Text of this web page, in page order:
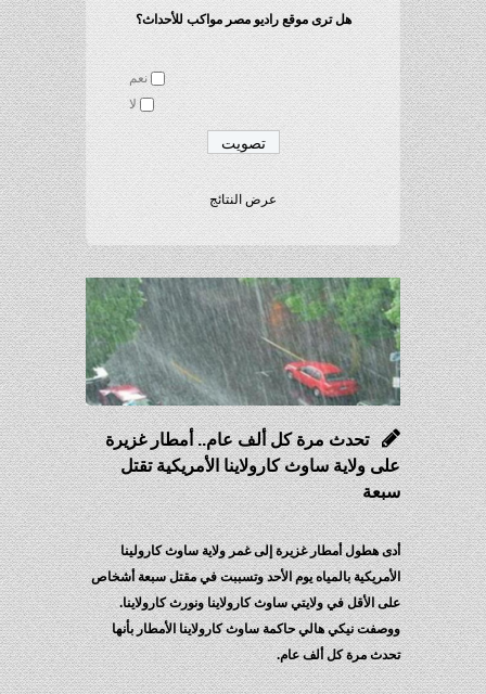
هل ترى موقع راديو مصر مواكب للأحداث؟
نعم
لا
عرض النتائج
تحدث مرة كل ألف عام.. أمطار غزيرة
على ولاية ساوث كارولاينا الأمريكية تقتل
سبعة
أدى هطول أمطار غزيرة إلى غمر ولاية ساوث كارولينا
الأمريكية بالمياه يوم الأحد وتسببت في مقتل سبعة أشخاص
على الأقل في ولايتي ساوث كارولاينا ونورث كارولاينا.
ووصفت نيكي هالي حاكمة ساوث كارولاينا الأمطار بأنها
تحدث مرة كل ألف عام.